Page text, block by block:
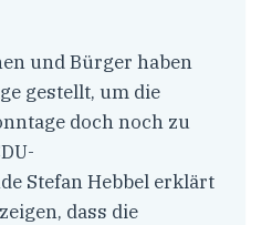
und Bürger haben
gestellt, um die
doch noch zu
Stefan Hebbel erklärt
dass die